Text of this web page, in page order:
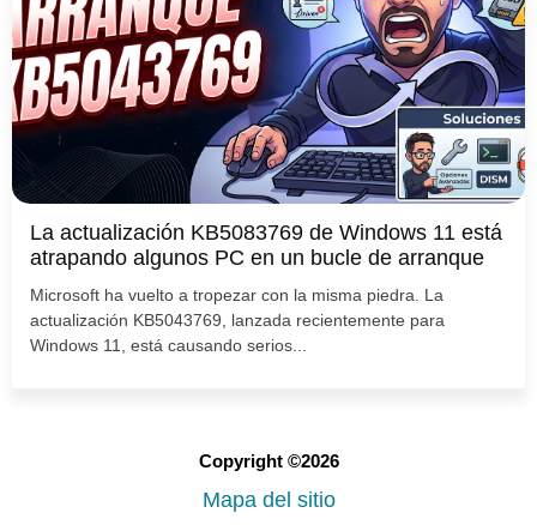
La actualización KB5083769 de Windows 11 está
atrapando algunos PC en un bucle de arranque
Microsoft ha vuelto a tropezar con la misma piedra. La
actualización KB5043769, lanzada recientemente para
Windows 11, está causando serios...
Copyright ©2026
Mapa del sitio